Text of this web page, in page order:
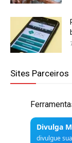
Sites Parceiros
Divulga
divulgue